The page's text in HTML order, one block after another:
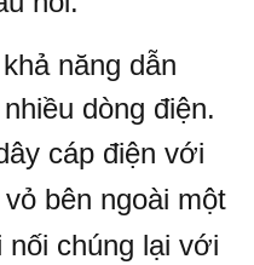
năng dẫn
dòng điện.
cáp điện với
bên ngoài một
nối chúng lại với